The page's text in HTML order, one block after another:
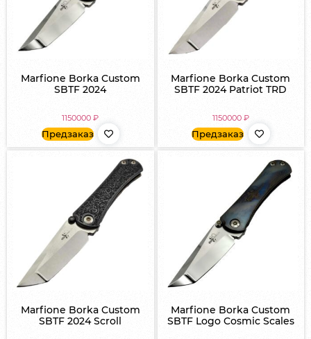
Marfione Borka Custom
SBTF 2024
1150000₽
Предзаказ
Marfione Borka Custom
SBTF 2024 Patriot TRD
1150000 ₽
Предзаказ
Marfione Borka Custom
SBTF 2024 Scroll
Marfione Borka Custom
SBTF Logo Cosmic Scales